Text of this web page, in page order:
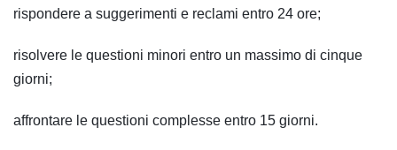
rispondere a suggerimenti e reclami entro 24 ore;
risolvere le questioni minori entro un massimo di cinque
giorni;
affrontare le questioni complesse entro 15 giorni.